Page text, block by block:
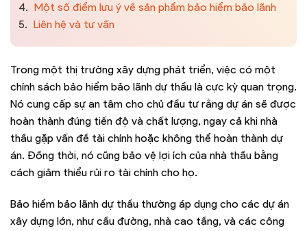
4. Một số điểm lưu ý về sản phẩm bảo hiểm bảo lãnh
5. Liên hệ và tư vấn
Trong một thị trường xây dựng phát triển, việc có một
chính sách bảo hiểm bảo lãnh dự thầu là cực kỳ quan trọng.
Nó cung cấp sự an tâm cho chủ đầu tư rằng dự án sẽ được
hoàn thành đúng tiến độ và chất lượng, ngay cả khi nhà
thầu gặp vấn đề tài chính hoặc không thể hoàn thành dự
án. Đồng thời, nó cũng bảo vệ lợi ích của nhà thầu bằng
cách giảm thiểu rủi ro tài chính cho họ.
Bảo hiểm bảo lãnh dự thầu thường áp dụng cho các dự án
xây dựng lớn, như cầu đường, nhà cao tầng, và các công